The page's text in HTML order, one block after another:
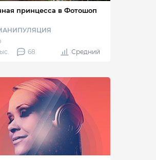
принцесса в Фотошоп
68 Средний